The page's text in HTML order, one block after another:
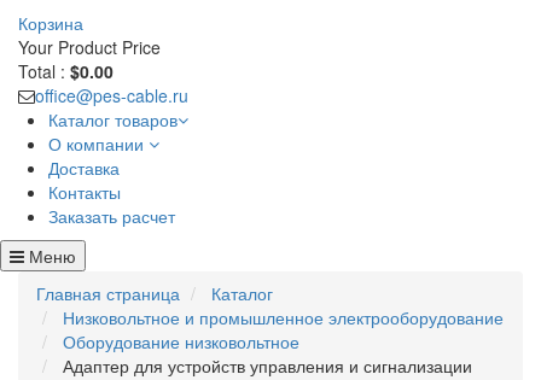
Корзина
Your Product Price
Total : $0.00
office@pes-cable.ru
Каталог товаров
О компании
Доставка
Контакты
Заказать расчет
Меню
Главная страница
Каталог
Низковольтное и промышленное электрооборудование
Оборудование низковольтное
Адаптер для устройств управления и сигнализации